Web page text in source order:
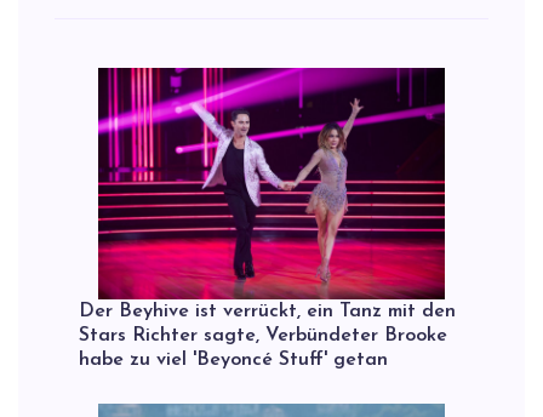
Der Beyhive ist verrückt, ein Tanz mit den
Stars Richter sagte, Verbündeter Brooke
habe zu viel 'Beyoncé Stuff' getan